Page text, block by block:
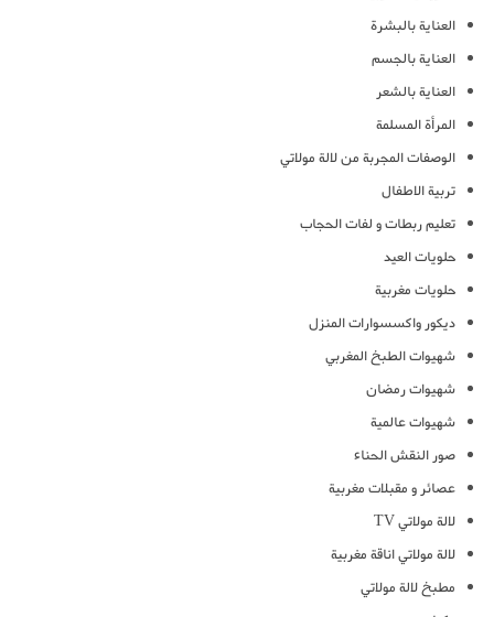
العناية بالبشرة
العناية بالجسم
العناية بالشعر
المرأة المسلمة
الوصفات المجربة من لالة مولاتي
تربية الاطفال
تعليم ربطات و لفات الحجاب
حلويات العيد
حلويات مغربية
ديكور واكسسوارات المنزل
شهيوات الطبخ المغربي
شهيوات رمضان
شهيوات عالمية
صور النقش الحناء
عصائر و مقبلات مغربية
لالة مولاتي TV
لالة مولاتي اناقة مغربية
مطبخ لالة مولاتي